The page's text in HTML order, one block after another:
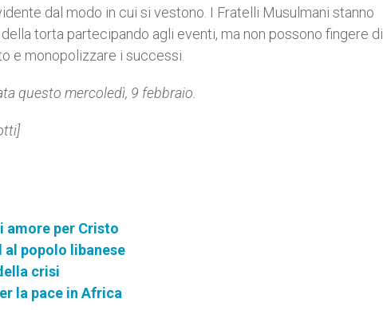
dal modo in cui si vestono. I Fratelli Musulmani stanno
torta partecipando agli eventi, ma non possono fingere di
e monopolizzare i successi.
questo mercoledì, 9 febbraio.
amore per Cristo
al popolo libanese
crisi
la pace in Africa